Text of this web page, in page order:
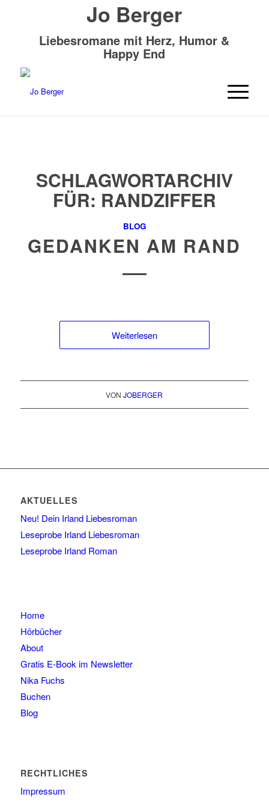
Jo Berger
Liebesromane mit Herz, Humor &
Happy End
SCHLAGWORTARCHIV
FÜR: RANDZIFFER
BLOG
GEDANKEN AM RAND
Weiterlesen
VONJOBERGER
AKTUELLES
Neu! Dein Irland Liebesroman
Leseprobe Irland Liebesroman
Leseprobe Irland Roman
Home
Hörbücher
About
Gratis E-Book im Newsletter
Nika Fuchs
Buchen
Blog
RECHTLICHES
Impressum